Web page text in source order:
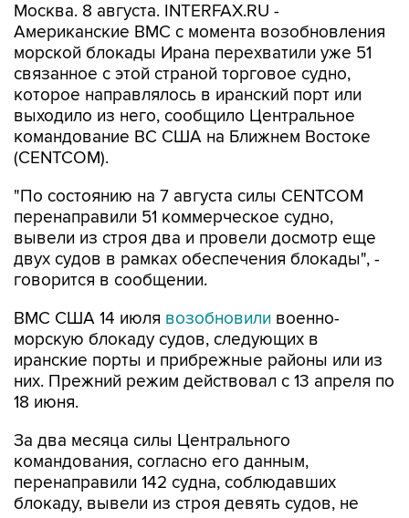
Москва. 8 августа. INTERFAX.RU -
Американские ВМС с момента возобновления
морской блокады Ирана перехватили уже 51
связанное с этой страной торговое судно,
которое направлялось в иранский порт или
выходило из него, сообщило Центральное
командование ВС США на Ближнем Востоке
(CENTCOM).
"По состоянию на 7 августа силы CENTCOM
перенаправили 51 коммерческое судно,
вывели из строя два и провели досмотр еще
двух судов в рамках обеспечения блокады", -
говорится в сообщении.
ВМС США 14 июля возобновили военно-
морскую блокаду судов, следующих в
иранские порты и прибрежные районы или из
них. Прежний режим действовал с 13 апреля по
18 июня.
За два месяца силы Центрального
командования, согласно его данным,
перенаправили 142 судна, соблюдавших
блокаду, вывели из строя девять судов, не